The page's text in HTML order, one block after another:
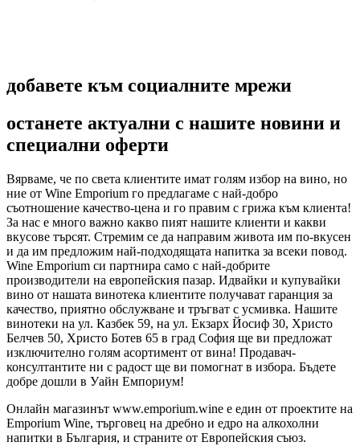
добавете към социалните мрежи
останете актуални с нашите новини и
специални оферти
Вярваме, че по света клиентите имат голям избор на вино, но
ние от Wine Emporium го предлагаме с най-добро
съотношение качество-цена и го правим с грижа към клиента!
За нас е много важно какво пият нашите клиенти и какви
вкусове търсят. Стремим се да направим живота им по-вкусен
и да им предложим най-подходящата напитка за всеки повод.
Wine Emporium си партнира само с най-добрите
производители на европейския пазар. Идвайки и купувайки
вино от нашата винотека клиентите получават гаранция за
качество, приятно обслужване и тръгват с усмивка. Нашите
винотеки на ул. Казбек 59, на ул. Екзарх Йосиф 30, Христо
Белчев 50, Христо Ботев 65 в град София ще ви предложат
изключително голям асортимент от вина! Продавач-
консултантите ни с радост ще ви помогнат в избора. Бъдете
добре дошли в Уайн Емпориум!
Онлайн магазинът www.emporium.wine е един от проектите на
Emporium Wine, търговец на дребно и едро на алкохолни
напитки в България, и страните от Европейския съюз.